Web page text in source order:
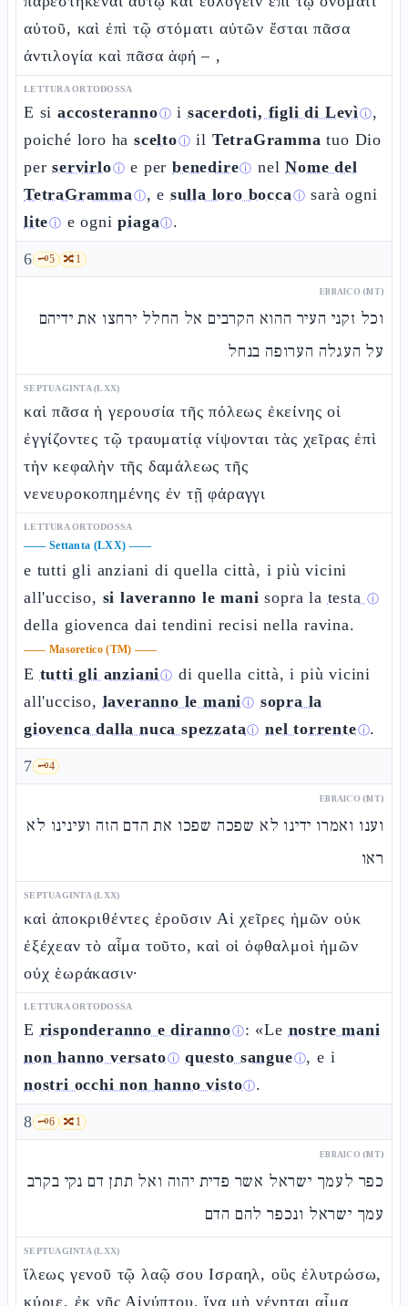
αὐτοῦ, καὶ ἐπὶ τῷ στόματι αὐτῶν ἔσται πᾶσα
ἀντιλογία καὶ πᾶσα ἁφή – ,
LETTURA ORTODOSSA
E si accosterannoⓘ i sacerdoti, figli di Levìⓘ,
poiché loro hasceltoⓘ il TetraGramma tuo Dio
perservirloⓘ e perbenedireⓘ nelNome del
TetraGrammaⓘ, e sulla loro boccaⓘ sarà ogni
liteⓘ e ognipiagaⓘ.
6 🗝️5 🔀1
EBRAICO (MT)
וכל זקני העיר ההוא הקרבים אל החלל ירחצו את ידיהם
על העגלה הערופה בנחל
SEPTUAGINTA (LXX)
καὶ πᾶσα ἡ γερουσία τῆς πόλεως ἐκείνης οἱ
ἐγγίζοντες τῷ τραυματίᾳ νίψονται τὰς χεῖρας ἐπὶ
τὴν κεφαλὴν τῆς δαμάλεως τῆς
νενευροκοπημένης ἐν τῇ φάραγγι
LETTURA ORTODOSSA
—— Settanta (LXX) ——
e tutti gli anziani di quella città, i più vicini
all'ucciso, si laveranno le mani sopra la testa ⓘ
della giovenca dai tendini recisi nella ravina.
—— Masoretico (TM) ——
E tutti gli anzianiⓘ di quella città, i più vicini
all'ucciso, laveranno le maniⓘ sopra la
giovenca dalla nuca spezzataⓘ nel torrenteⓘ.
7 🗝️4
EBRAICO (MT)
וענו ואמרו ידינו לא שפכה שפכו את הדם הזה ועינינו לא
ראו
SEPTUAGINTA (LXX)
καὶ ἀποκριθέντες ἐροῦσιν Αἱ χεῖρες ἡμῶν οὐκ
ἐξέχεαν τὸ αἷμα τοῦτο, καὶ οἱ ὀφθαλμοὶ ἡμῶν
οὐχ ἑωράκασιν·
LETTURA ORTODOSSA
E risponderanno e dirannoⓘ: «Le nostre mani
non hanno versatoⓘ questo sangueⓘ, e i
nostri occhi non hanno vistoⓘ.
8 🗝️6 🔀1
EBRAICO (MT)
כפר לעמך ישראל אשר פדית יהוה ואל תתן דם נקי בקרב
עמך ישראל ונכפר להם הדם
SEPTUAGINTA (LXX)
ἵλεως γενοῦ τῷ λαῷ σου Ισραηλ, οὓς ἐλυτρώσω,
κύριε, ἐκ γῆς Αἰγύπτου, ἵνα μὴ γένηται αἷμα